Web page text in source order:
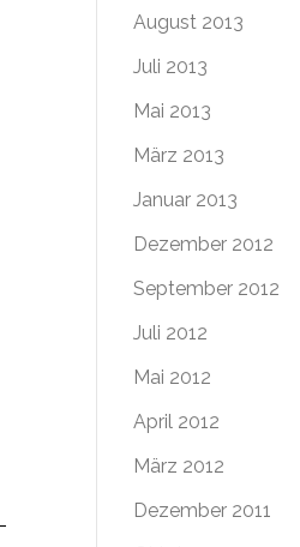
August 2013
Juli 2013
Mai 2013
März 2013
Januar 2013
Dezember 2012
September 2012
Juli 2012
Mai 2012
April 2012
März 2012
Dezember 2011